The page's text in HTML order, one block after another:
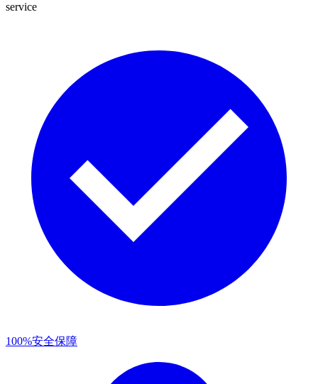
service
100%安全保障